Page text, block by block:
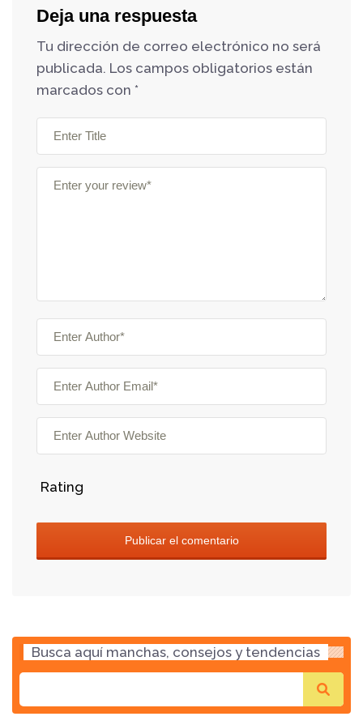
Deja una respuesta
Tu dirección de correo electrónico no será
publicada. Los campos obligatorios están
marcados con *
Rating
Busca aquí manchas, consejos y tendencias